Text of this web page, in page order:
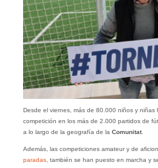
Desde el viernes, más de 80.000 niños y niñas
competición en los más de 2.000 partidos de
a lo largo de la geografía de la Comunitat.
Además, las competiciones amateur y de
paradas, también se han puesto en marcha y